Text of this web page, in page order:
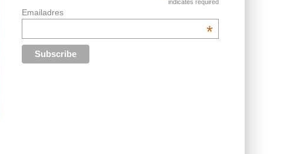
indicates required
Emailadres
*